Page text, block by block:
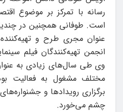
رسانه با تمرکز بر موضوع
است. طوفانی همچنین در
عنوان مجری طرح و
انجمن تهیه‌کنندگان فیلم
وی طی سال‌های زیادی به
مختلف مشغول به فعالیت
برگزاری رویدادها و
چشم می‌خورد.